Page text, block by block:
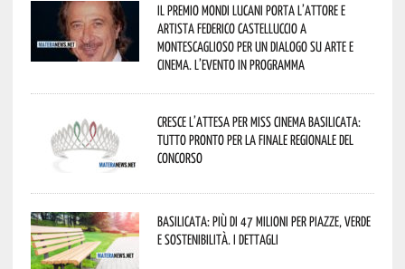
Il Premio Mondi Lucani porta l’attore e
artista Federico Castelluccio a
Montescaglioso per un dialogo su arte e
cinema. L’evento in programma
Cresce l’attesa per Miss Cinema Basilicata:
tutto pronto per la finale regionale del
concorso
Basilicata: più di 47 milioni per piazze, verde
e sostenibilità. I dettagli